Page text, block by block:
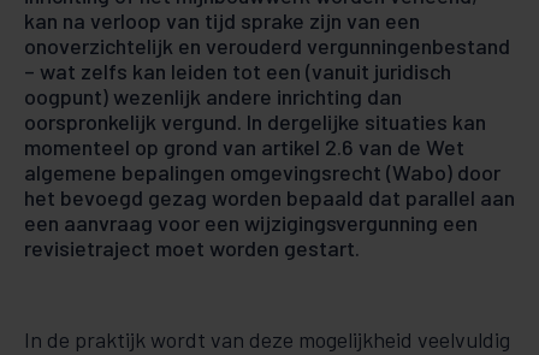
kan na verloop van tijd sprake zijn van een
onoverzichtelijk en verouderd vergunningenbestand
– wat zelfs kan leiden tot een (vanuit juridisch
oogpunt) wezenlijk andere inrichting dan
oorspronkelijk vergund. In dergelijke situaties kan
momenteel op grond van artikel 2.6 van de Wet
algemene bepalingen omgevingsrecht (Wabo) door
het bevoegd gezag worden bepaald dat parallel aan
een aanvraag voor een wijzigingsvergunning een
revisietraject moet worden gestart.
In de praktijk wordt van deze mogelijkheid veelvuldig